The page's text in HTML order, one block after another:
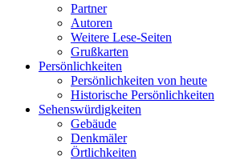
Partner
Autoren
Weitere Lese-Seiten
Grußkarten
Persönlichkeiten
Persönlichkeiten von heute
Historische Persönlichkeiten
Sehenswürdigkeiten
Gebäude
Denkmäler
Örtlichkeiten